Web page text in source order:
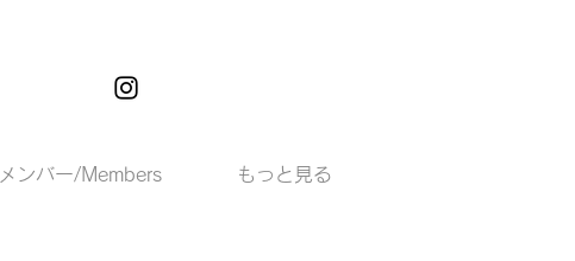
メンバー/Members もっと見る